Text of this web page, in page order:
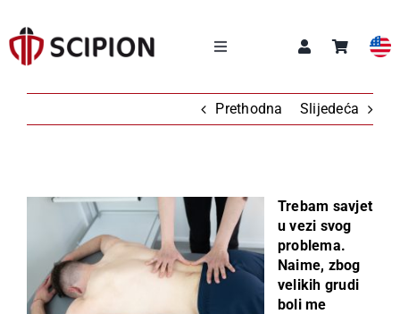
content
Toggle
NAŠE USLUGE
O NAMA
Prethodna Slijedeća
Trebam savjet
u vezi svog
problema.
Naime, zbog
velikih grudi
boli me